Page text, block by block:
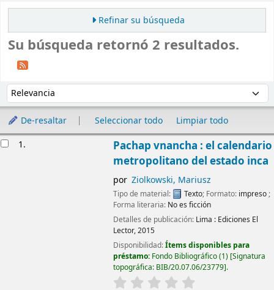
Refinar su búsqueda
Su búsqueda retornó 2 resultados.
Ordenar por:
De-resaltar Seleccionar todo Limpiar todo
1.
Pachap vnancha : el calendario
metropolitano del estado inca
por Ziolkowski, Mariusz
Tipo de material: Texto; Formato: impreso;
Forma literaria: No es ficción
Detalles de publicación: Lima : Ediciones El
Lector,2015
Disponibilidad:Ítems disponibles para
préstamo: Fondo Bibliográfico(1) Signatura
topográfica: BIB/20.07.06/23779 .